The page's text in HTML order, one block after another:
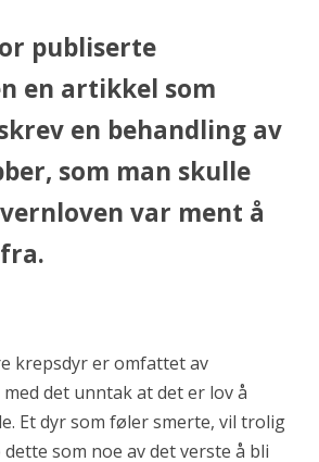
publiserte
en artikkel som
en behandling av
som man skulle
var ment å
krepsdyr er omfattet av
det unntak at det er lov å
Et dyr som føler smerte, vil trolig
som noe av det verste å bli